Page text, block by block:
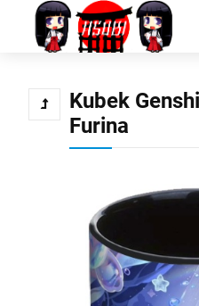
Kubek
Furina